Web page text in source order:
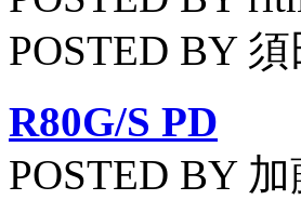
POSTED BY
R80G/S PD
POSTED BY